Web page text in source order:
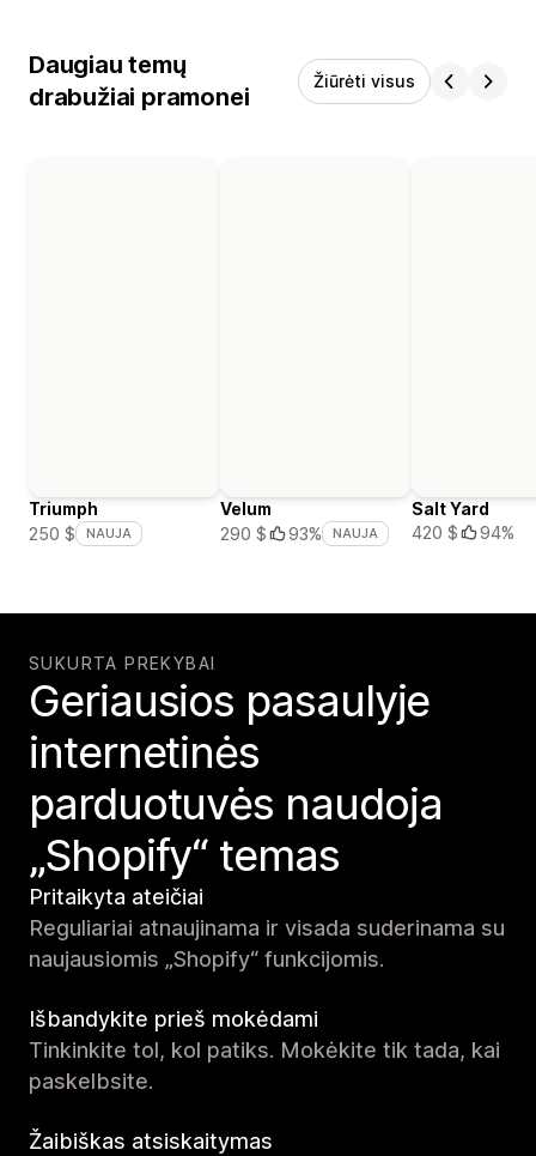
Daugiau temų
drabužiai pramonei
Žiūrėti visus
Triumph
250 $
NAUJA
Velum
290 $
93% NAUJA
Salt Yard
420 $
94%
SUKURTA PREKYBAI
Geriausios pasaulyje
internetinės
parduotuvės naudoja
„Shopify“ temas
Pritaikyta ateičiai
Reguliariai atnaujinama ir visada suderinama su
naujausiomis „Shopify“ funkcijomis.
Išbandykite prieš mokėdami
Tinkinkite tol, kol patiks. Mokėkite tik tada, kai
paskelbsite.
Žaibiškas atsiskaitymas